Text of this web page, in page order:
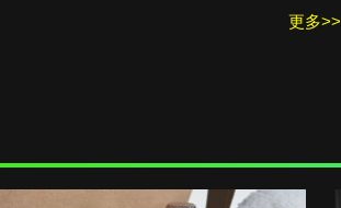
更多>>